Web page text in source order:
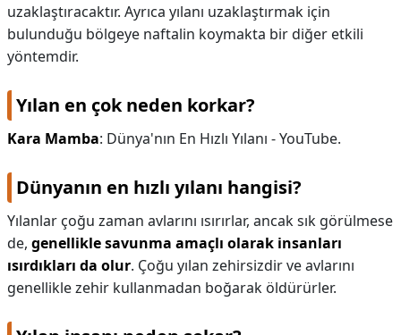
uzaklaştıracaktır. Ayrıca yılanı uzaklaştırmak için
bulunduğu bölgeye naftalin koymakta bir diğer etkili
yöntemdir.
Yılan en çok neden korkar?
Kara Mamba: Dünya'nın En Hızlı Yılanı - YouTube.
Dünyanın en hızlı yılanı hangisi?
Yılanlar çoğu zaman avlarını ısırırlar, ancak sık görülmese
de, genellikle savunma amaçlı olarak insanları
ısırdıkları da olur. Çoğu yılan zehirsizdir ve avlarını
genellikle zehir kullanmadan boğarak öldürürler.